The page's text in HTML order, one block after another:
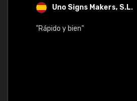
saz aquitectos, sl
"Buen servicio y